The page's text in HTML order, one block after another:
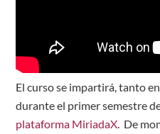
El curso se impartirá, tanto
durante el primer semestre
plataforma MiriadaX . De